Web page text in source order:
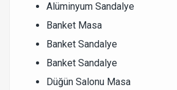
Alüminyum Sandalye
Banket Masa
Banket Sandalye
Banket Sandalye
Düğün Salonu Masa